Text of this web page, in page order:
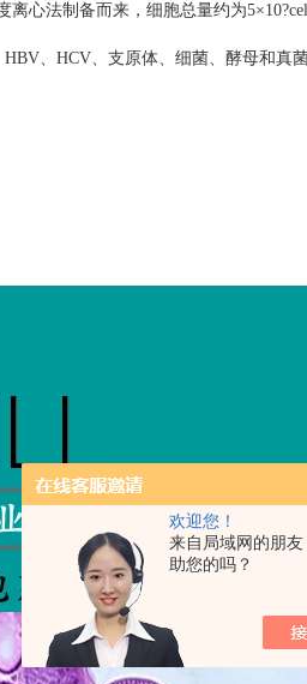
欢迎您！
来自局域网的朋
助您的吗？
离心法制备而来，细胞总量约为5×
HBV、 HCV、支原体、细菌、酵母和真菌